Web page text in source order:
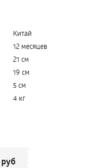
Китай
12 месяцев
21 см
19 см
5 см
4 кг